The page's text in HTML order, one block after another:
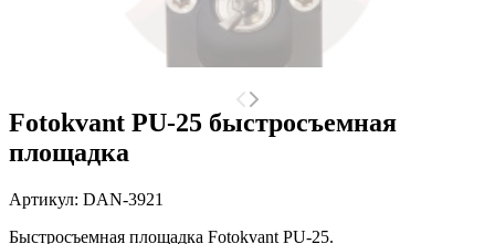
Fotokvant PU-25 быстросъемная
площадка
Артикул: DAN-3921
Быстросъемная площадка Fotokvant PU-25.